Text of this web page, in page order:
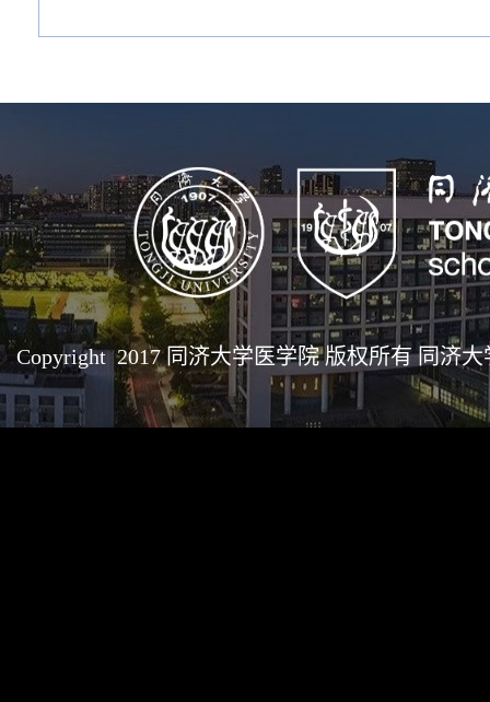
Copyright 2017 同济大学医学院 版权所有 同济